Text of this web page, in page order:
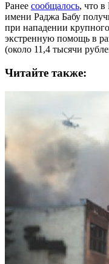
Ранее сообщалось, что
имени Раджа Бабу
при нападении
экстренную помощь в
(около 11,4 тысячи
Читайте также: